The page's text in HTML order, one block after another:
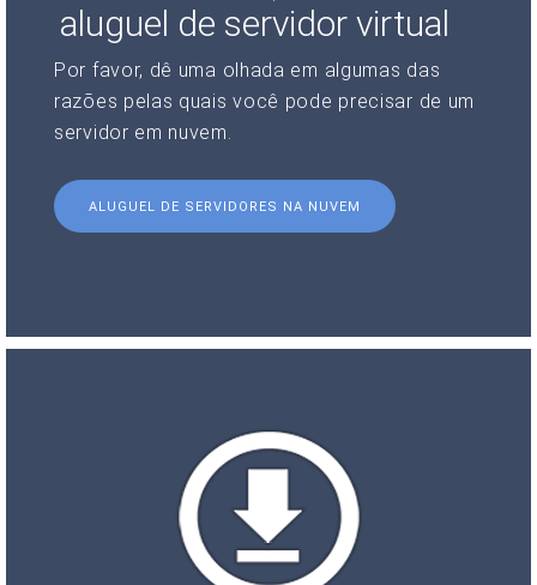
aluguel de servidor virtual
Por favor, dê uma olhada em algumas das
razões pelas quais você pode precisar de um
servidor em nuvem.
ALUGUEL DE SERVIDORES NA NUVEM